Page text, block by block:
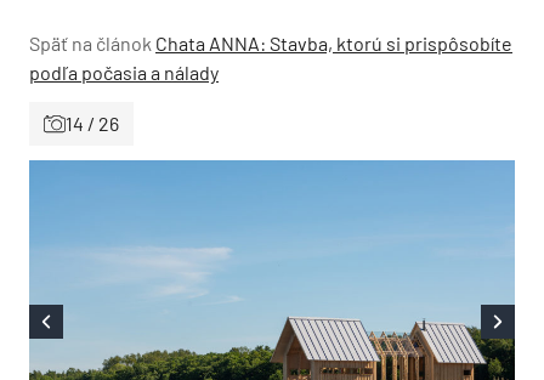
Späť na článok Chata ANNA: Stavba, ktorú si prispôsobíte
podľa počasia a nálady
14 / 26